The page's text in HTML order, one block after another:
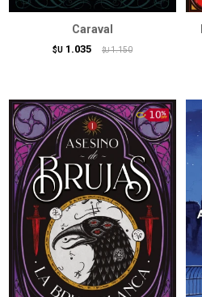
Caraval
$U 1.035 $U 1.150